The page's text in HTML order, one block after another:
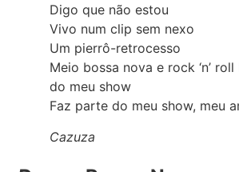
Digo que não estou
Vivo num clip sem nexo
Um pierrô-retrocesso
Meio bossa nova e rock ‘n’
do meu show
Faz parte do meu show, meu
Cazuza